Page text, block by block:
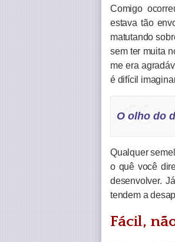
Comigo
estava tão
matutando
sem ter muita
me era
é difícil
O olho do
Qualquer
o quê você
desenvolver.
tendem a
Fácil,